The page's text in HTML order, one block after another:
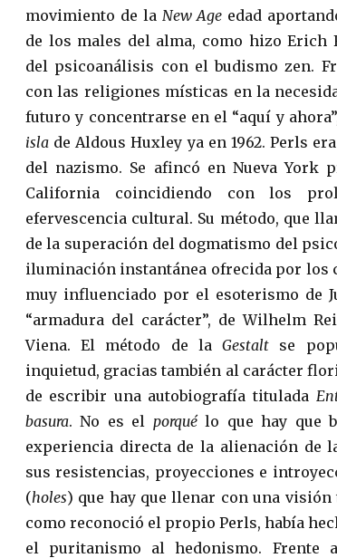
movimiento de la New Age edad
de los males del alma, como hizo Erich
del psicoanálisis con el budismo zen.
con las religiones místicas en la
futuro y concentrarse en el “aquí y
islade Aldous Huxley ya en 1962. Perls
del nazismo. Se afincó en Nueva York
California coincidiendo con los
efervescencia cultural. Su método, que
de la superación del dogmatismo del
iluminación instantánea ofrecida por los
muy influenciado por el esoterismo de
“armadura del carácter”, de Wilhelm
Viena. El método de laGestalt se
inquietud, gracias también al carácter
de escribir una autobiografía titulada
basura. No es el porquélo que hay que
experiencia directa de la alienación de
sus resistencias, proyecciones e
(holes) que hay que llenar con una
como reconoció el propio Perls, había
el puritanismo al hedonismo.